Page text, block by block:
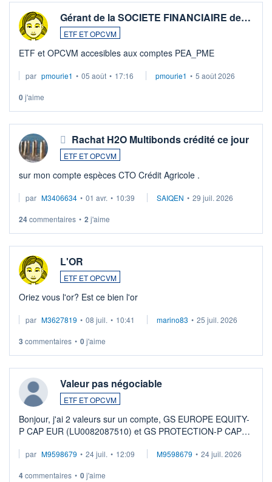
Gérant de la SOCIETE FINANCIAIRE de…
ETF ET OPCVM
ETF et OPCVM accesibles aux comptes PEA_PME
par pmourie1 • 05 août • 17:16 pmourie1 • 5 août 2026
0j'aime
Rachat H2O Multibonds crédité ce jour
ETF ET OPCVM
sur mon compte espèces CTO Crédit Agricole .
par M3406634 • 01 avr. • 10:39 SAIQEN • 29 juil. 2026
24commentaires • 2 j'aime
L'OR
ETF ET OPCVM
Oriez vous l'or? Est ce bien l'or
par M3627819 • 08 juil. • 10:41 marino83 • 25 juil. 2026
3 commentaires • 0j'aime
Valeur pas négociable
ETF ET OPCVM
Bonjour, j'ai 2 valeurs sur un compte, GS EUROPE EQUITY-
P CAP EUR (LU0082087510) et GS PROTECTION-P CAP
veux procéder à la vente, on me signale ...
par M9598679 • 24 juil. • 12:09 M9598679 • 24 juil. 2026
4commentaires • 0j'aime